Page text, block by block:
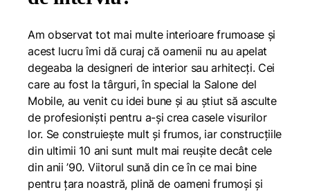
Am observat tot mai multe interioare frumoase și
acest lucru îmi dă curaj că oamenii nu au apelat
degeaba la designeri de interior sau arhitecți. Cei
care au fost la târguri, în special la Salone del
Mobile, au venit cu idei bune și au știut să asculte
de profesioniști pentru a-și crea casele visurilor
lor. Se construiește mult și frumos, iar construcțiile
din ultimii 10 ani sunt mult mai reușite decât cele
din anii ’90. Viitorul sună din ce în ce mai bine
pentru țara noastră, plină de oameni frumoși și